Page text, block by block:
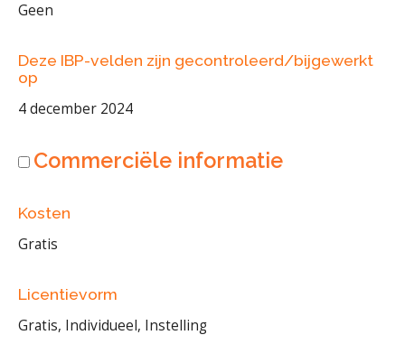
Geen
Deze IBP-velden zijn gecontroleerd/bijgewerkt
op
4 december 2024
Commerciële informatie
Kosten
Gratis
Licentievorm
Gratis, Individueel, Instelling